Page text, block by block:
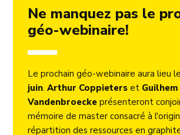
Ne manquez pas le
géo-webinaire!
Le prochain géo-webinaire aura lieu le
juin. Arthur Coppieters et Guilhem
Vandenbroecke présenteront
mémoire de master consacré à
répartition des ressources en